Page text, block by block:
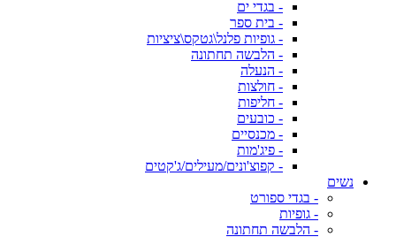
- בגדי ים
- בית ספר
- גופיות פלנל\גטקס\ציציות
- הלבשה תחתונה
- הנעלה
- חולצות
- חליפות
- כובעים
- מכנסיים
- פיג'מות
- קפוצ'ונים/מעילים/ג'קטים
נשים
- בגדי ספורט
- גופיות
- הלבשה תחתונה